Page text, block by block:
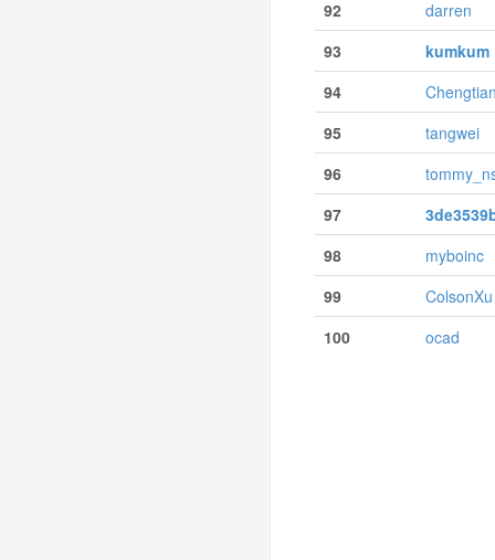
92
darren
93
kumkum
94
95
tangwei
96
97
98
myboinc
99
ColsonXu
100
ocad